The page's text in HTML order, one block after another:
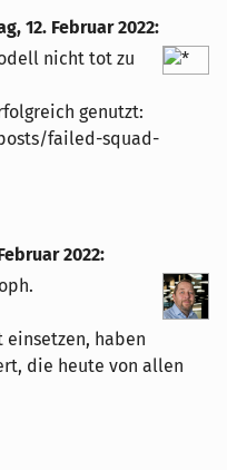
12. Februar 2022:
nicht tot zu
genutzt:
failed-squad-
2022:
einsetzen, haben
die heute von allen